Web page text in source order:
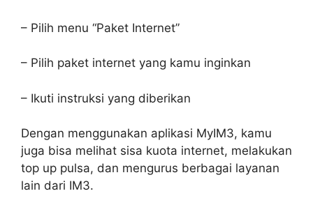
– Pilih menu “Paket Internet”
– Pilih paket internet yang kamu inginkan
– Ikuti instruksi yang diberikan
Dengan menggunakan aplikasi MyIM3, kamu
juga bisa melihat sisa kuota internet, melakukan
top up pulsa, dan mengurus berbagai layanan
lain dari IM3.